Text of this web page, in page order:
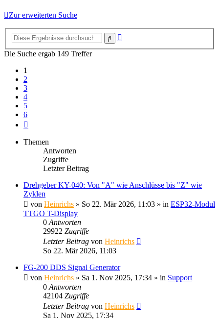
Zur erweiterten Suche
Suche
Die Suche ergab 149 Treffer
1
2
3
4
5
6
Themen
Antworten
Zugriffe
Letzter Beitrag
Drehgeber KY-040: Von "A" wie Anschlüsse bis "Z" wie
Zyklen
von Heinrichs » So 22. Mär 2026, 11:03 » in ESP32-Modul
TTGO T-Display
0 Antworten
29922 Zugriffe
Letzter Beitrag von Heinrichs
So 22. Mär 2026, 11:03
FG-200 DDS Signal Generator
von Heinrichs » Sa 1. Nov 2025, 17:34 » in Support
0 Antworten
42104 Zugriffe
Letzter Beitrag von Heinrichs
Sa 1. Nov 2025, 17:34